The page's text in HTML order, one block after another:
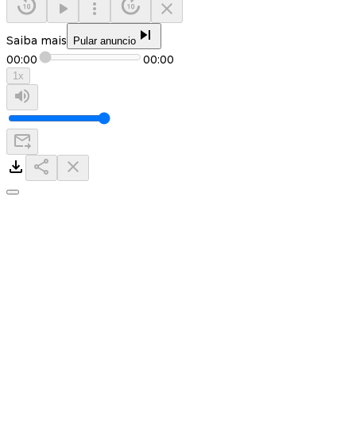
Saiba mais Pular anuncio
00:00 00:00
1x